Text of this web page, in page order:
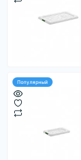
Популярный